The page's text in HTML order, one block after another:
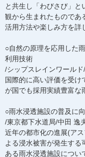
と共生し「わびさび」と
観から生まれたものであ
活用方法や楽しみ方を詳
○自然の原理を応用した
利用技術
/シップスレインワール
国際的に高い評価を受
が国でも採用実績豊富な
○雨水浸透施設の普及に
/東京都下水道局/中田 逸
近年の都市化の進展(ア
よる浸水被害が発生す
ある雨水浸透施設につい